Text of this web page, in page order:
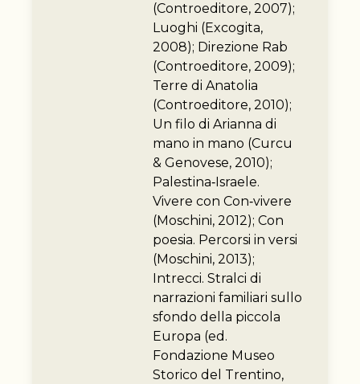
(Controeditore, 2007);
Luoghi (Excogita,
2008); Direzione Rab
(Controeditore, 2009);
Terre di Anatolia
(Controeditore, 2010);
Un filo di Arianna di
mano in mano (Curcu
& Genovese, 2010);
Palestina‑Israele.
Vivere con Con‑vivere
(Moschini, 2012); Con
poesia. Percorsi in versi
(Moschini, 2013);
Intrecci. Stralci di
narrazioni familiari sullo
sfondo della piccola
Europa (ed.
Fondazione Museo
Storico del Trentino,